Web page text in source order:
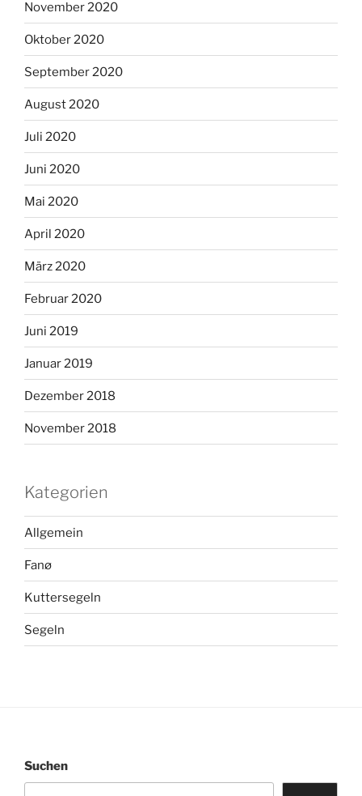
November 2020
Oktober 2020
September 2020
August 2020
Juli 2020
Juni 2020
Mai 2020
April 2020
März 2020
Februar 2020
Juni 2019
Januar 2019
Dezember 2018
November 2018
Kategorien
Allgemein
Fanø
Kuttersegeln
Segeln
Suchen